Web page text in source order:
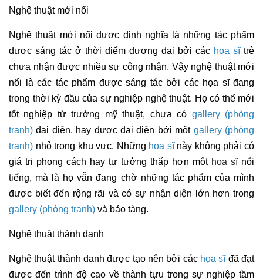
Nghệ thuật mới nổi
Nghệ thuật mới nổi được định nghĩa là những tác phẩm
được sáng tác ở thời điểm đương đại bởi các họa sĩtrẻ
chưa nhận được nhiều sự công nhận. Vậy nghệ thuật mới
nổi là các tác phẩm được sáng tác bởi các họa sĩ đang
trong thời kỳ đầu của sự nghiệp nghệ thuật. Họ có thể mới
tốt nghiệp từ trường mỹ thuật, chưa có gallery (phòng
tranh) đại diện, hay được đại diện bởi một gallery (phòng
tranh) nhỏ trong khu vực. Những họa sĩnày không phải có
giá trị phong cách hay tư tưởng thấp hơn một họa sĩnổi
tiếng, mà là họ vẫn đang chờ những tác phẩm của mình
được biết đến rộng rãi và có sự nhận diện lớn hơn trong
gallery (phòng tranh) và bảo tàng.
Nghệ thuật thành danh
Nghệ thuật thành danh được tạo nên bởi các họa sĩđã đạt
được đến trình độ cao về thành tựu trong sự nghiệp tầm